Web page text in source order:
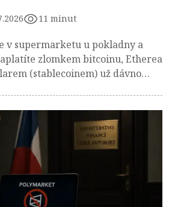
11 minut
v supermarketu u pokladny a
zlomkem bitcoinu, Etherea
(stablecoinem) už dávno
digitálních bank bez fyzických
kus cesty.